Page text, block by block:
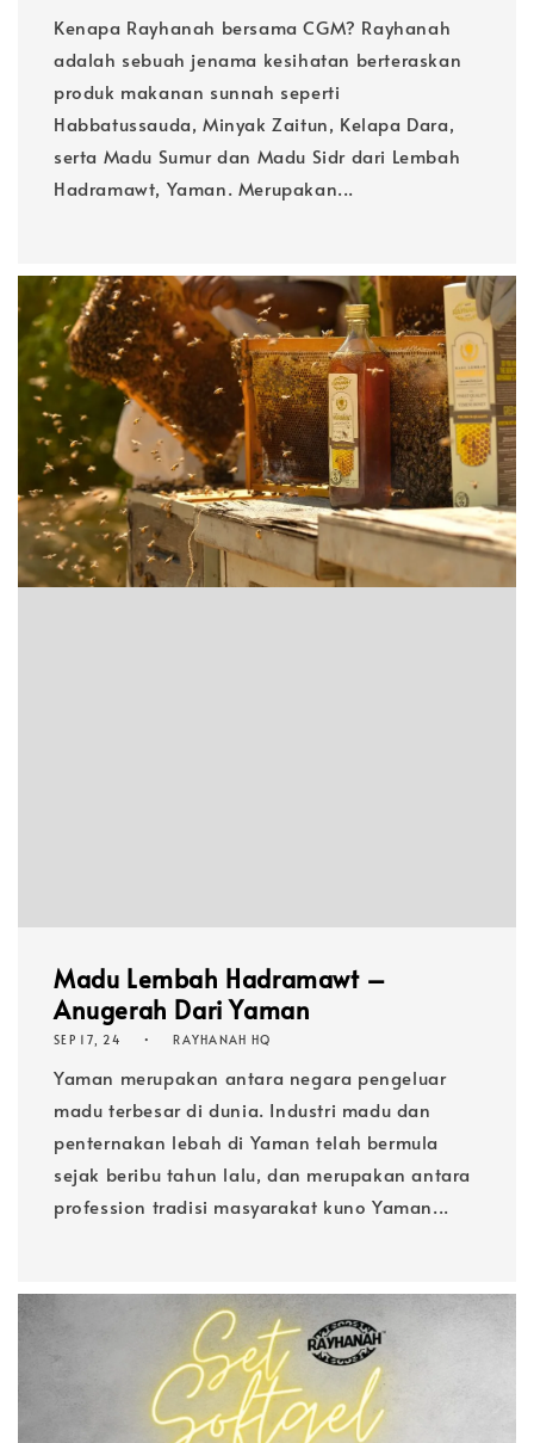
Kenapa Rayhanah bersama CGM?​​​​​ Rayhanah
adalah sebuah jenama kesihatan berteraskan
produk makanan sunnah seperti
Habbatussauda, Minyak Zaitun, Kelapa Dara,
serta Madu Sumur dan Madu Sidr dari Lembah
Hadramawt, Yaman. Merupakan...
Madu Lembah Hadramawt –
Anugerah Dari Yaman
SEP 17, 24 RAYHANAH HQ
Yaman merupakan antara negara pengeluar
madu terbesar di dunia. Industri madu dan
penternakan lebah di Yaman telah bermula
sejak beribu tahun lalu, dan merupakan antara
profession tradisi masyarakat kuno Yaman...